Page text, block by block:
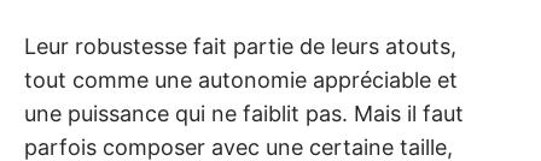
Leur robustesse fait partie de leurs atouts,
tout comme une autonomie appréciable et
une puissance qui ne faiblit pas. Mais il faut
parfois composer avec une certaine taille,